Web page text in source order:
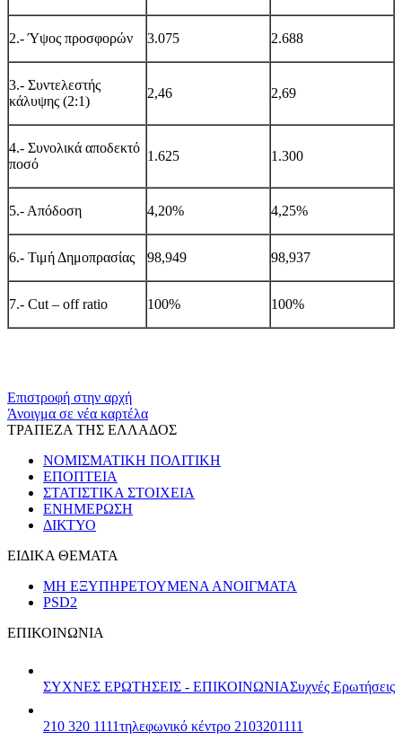
2.- Ύψος προσφορών 3.075 2.688
3.- Συντελεστής
κάλυψης (2:1)
2,46 2,69
4.- Συνολικά αποδεκτό
ποσό
1.625 1.300
5.- Απόδοση 4,20% 4,25%
6.- Τιμή Δημοπρασίας 98,949 98,937
7.- Cut – off ratio 100% 100%
Επιστροφή στην αρχή
Άνοιγμα σε νέα καρτέλα
ΤΡΑΠΕΖΑ ΤΗΣ ΕΛΛΑΔΟΣ
ΝΟΜΙΣΜΑΤΙΚΗ ΠΟΛΙΤΙΚΗ
ΕΠΟΠΤΕΙΑ
ΣΤΑΤΙΣΤΙΚΑ ΣΤΟΙΧΕΙΑ
ΕΝΗΜΕΡΩΣΗ
ΔΙΚΤΥΟ
ΕΙΔΙΚΑ ΘΕΜΑΤΑ
ΜΗ ΕΞΥΠΗΡΕΤΟΥΜΕΝΑ ΑΝΟΙΓΜΑΤΑ
PSD2
ΕΠΙΚΟΙΝΩΝΙΑ
ΣΥΧΝΕΣ ΕΡΩΤΗΣΕΙΣ - ΕΠΙΚΟΙΝΩΝΙΑΣυχνές Ερωτήσεις
210 320 1111τηλεφωνικό κέντρο 2103201111